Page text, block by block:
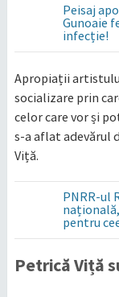
Peisaj
Gunoaie
infecție!
Apropiații
socializare prin
celor care vor și
s-a aflat adevărul
Viță.
PNRR-ul
pentru
Petrică Viță